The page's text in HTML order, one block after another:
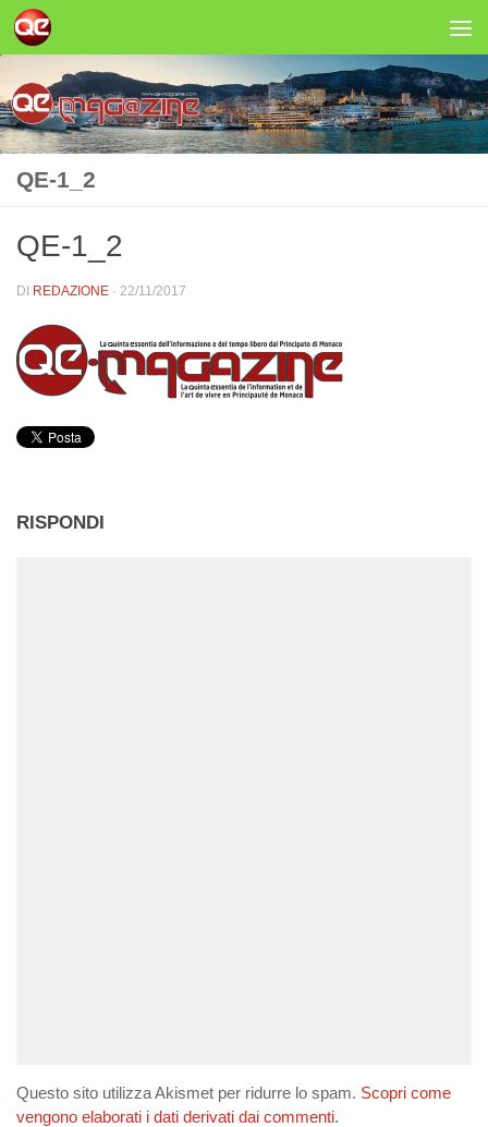
Salta al contenuto
QE-1_2
QE-1_2
DI REDAZIONE · 22/11/2017
RISPONDI
Questo sito utilizza Akismet per ridurre lo spam. Scopri come
vengono elaborati i dati derivati dai commenti.